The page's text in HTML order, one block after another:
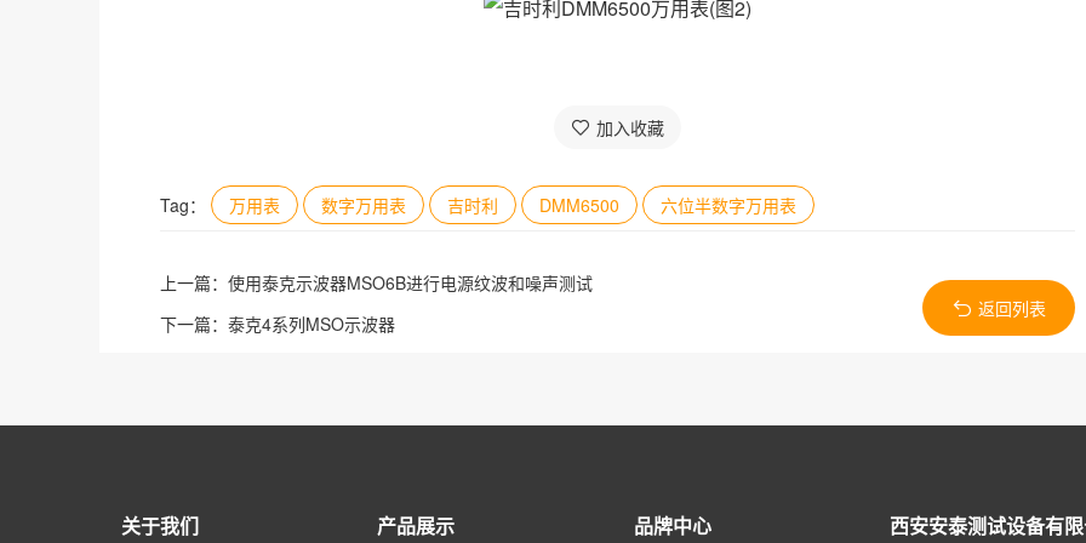
加入收藏
Tag： 万用表 数字万用表 吉时利 DMM6500 六位半数字万用表
上一篇： 使用泰克示波器MSO6B进行电源纹波和噪声测试
下一篇： 泰克4系列MSO示波器
返回列表
关于我们 产品展示 品牌中心 西安安泰测试设备有